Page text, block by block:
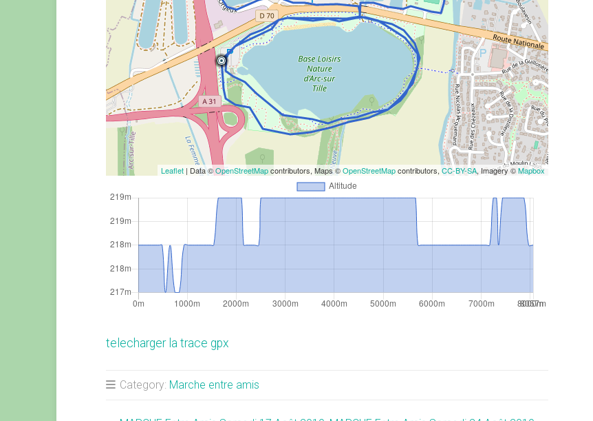
Leaflet | Data ©OpenStreetMapcontributors, Maps ©OpenStreetMapcontributors,CC-BY-SA, Imagery ©Mapbox
telecharger la trace gpx
Category: Marche entre amis